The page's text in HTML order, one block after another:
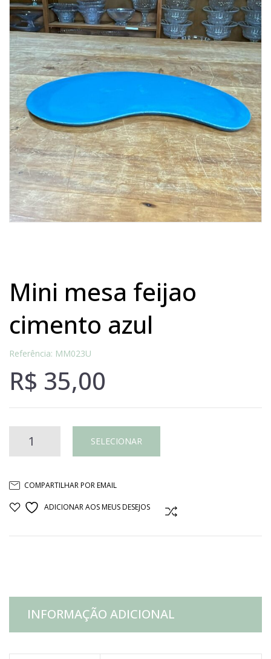
Lost Password
Cadastrar Conta
mini mesa feijao
cimento azul
Referência: MM023U
R$ 35,00
FEIJAO
SELECIONAR
COMPARTILHAR POR EMAIL
ADICIONAR AOS MEUS DESEJOS
INFORMAÇÃO ADICIONAL